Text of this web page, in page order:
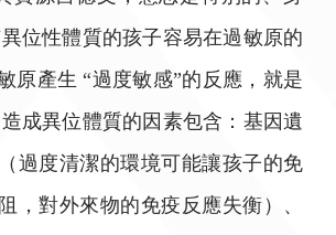
位性體質的孩子容易在過敏原的
原產生 “過度敏感”的反應，就是
成異位體質的因素包含：基因遺
過度清潔的環境可能讓孩子的免
，對外來物的免疫反應失衡）、